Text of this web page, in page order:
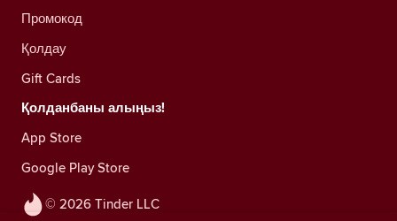
© 2026 Tinder LLC
Промокод
Қолдау
Gift Cards
Қолданбаны алыңыз!
App Store
Google Play Store